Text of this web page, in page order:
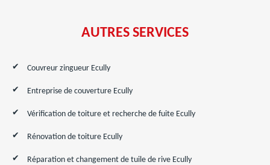
AUTRES SERVICES
Couvreur zingueur Ecully
Entreprise de couverture Ecully
Vérification de toiture et recherche de fuite Ecully
Rénovation de toiture Ecully
Réparation et changement de tuile de rive Ecully